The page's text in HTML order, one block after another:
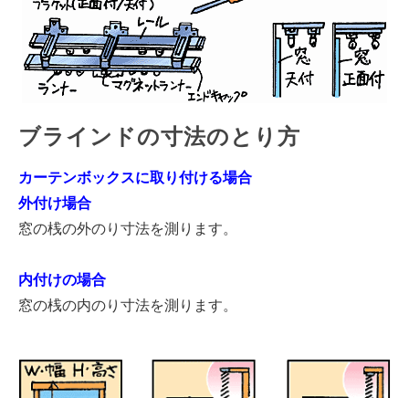
ブラインドの寸法のとり方
カーテンボックスに取り付ける場合
外付け場合
窓の桟の外のり寸法を測ります。
内付けの場合
窓の桟の内のり寸法を測ります。